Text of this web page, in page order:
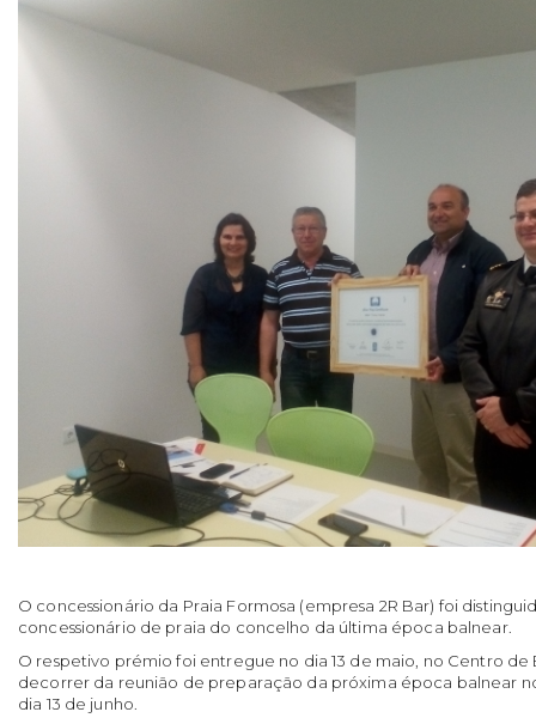
O concessionário da Praia Formosa (empresa 2R Bar) foi
concessionário de praia do concelho da última época balnear.
O respetivo prémio foi entregue no dia 13 de maio, no Centro de
decorrer da reunião de preparação da próxima época balnear
dia 13 de junho.